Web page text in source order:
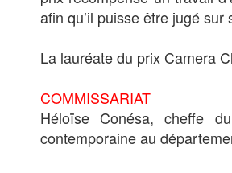
afin qu’il puisse être jugé
La lauréate du prix Camera
COMMISSARIAT
Héloïse Conésa, cheffe
contemporaine au
poésie mélancolique par les